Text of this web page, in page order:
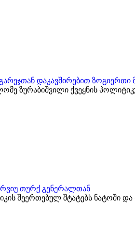
დაკავშირებით ზოგიერთი
ზურაბიშვილი ქვეყნის
თურქ გენერალთან
შეერთებულ შტატებს ნატოში